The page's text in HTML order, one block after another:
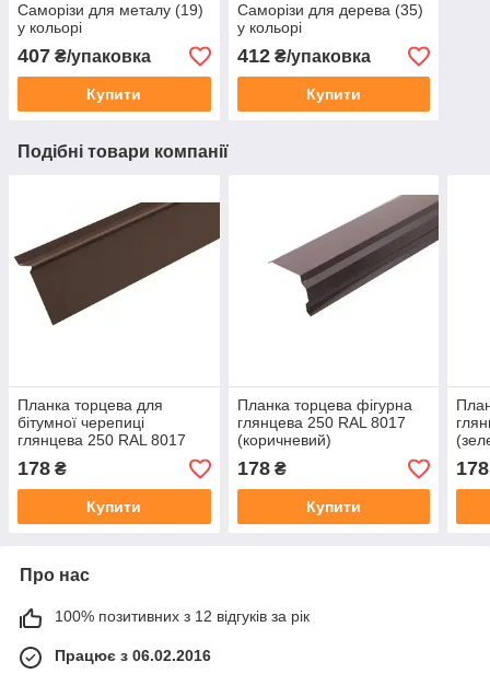
Саморізи для металу (19)
у кольорі
407 ₴/упаковка
Купити
Саморізи для дерева (35)
у кольорі
412₴/упаковка
Купити
Подібні товари компанії
Планка торцева для
бітумної черепиці
глянцева 250 RAL 8017
178 ₴
Купити
Планка торцева фігурна
глянцева 250 RAL 8017
(коричневий)
178₴
Купити
178
Про нас
100% позитивних з 12 відгуків за рік
Працює з 06.02.2016